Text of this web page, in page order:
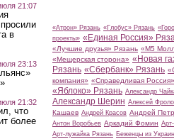
21:07
в
23:13
21:32
что
более
«Атрон» Рязань «Глобус» Рязань
проекты» «Единая Россия»
«Лучшие друзья» Рязань «М5
«Мещерская сторона» «Новая
Рязань «Сбербанк» Рязань
компания» «Справедливая
«Яблоко» Рязань Александр
Александр Шерин Алексей
Кашаев Андрей Красов Андрей
Антон Воробьев Аркадий Фомин
Арт-лужайка Рязань Беженцы из